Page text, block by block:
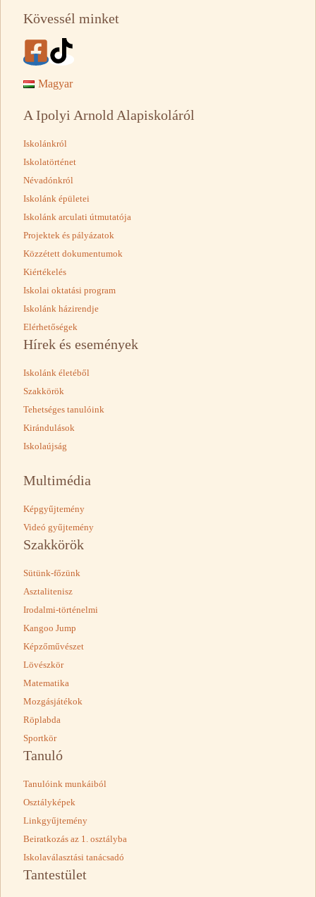
Kövessél minket
Magyar
A Ipolyi Arnold Alapiskoláról
Iskolánkról
Iskolatörténet
Névadónkról
Iskolánk épületei
Iskolánk arculati útmutatója
Projektek és pályázatok
Közzétett dokumentumok
Kiértékelés
Iskolai oktatási program
Iskolánk házirendje
Elérhetőségek
Hírek és események
Iskolánk életéből
Szakkörök
Tehetséges tanulóink
Kirándulások
Iskolaújság
Multimédia
Képgyűjtemény
Videó gyűjtemény
Szakkörök
Sütünk-főzünk
Asztalitenisz
Irodalmi-történelmi
Kangoo Jump
Képzőművészet
Lövészkör
Matematika
Mozgásjátékok
Röplabda
Sportkör
Tanuló
Tanulóink munkáiból
Osztályképek
Linkgyűjtemény
Beiratkozás az 1. osztályba
Iskolaválasztási tanácsadó
Tantestület